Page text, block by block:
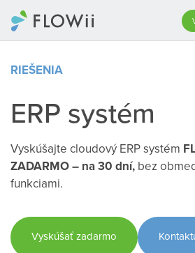
RIEŠENIA
ERP systém
Vyskúšajte cloudový ERP systém
ZADARMO – na 30 dní, bez
funkciami.
Vyskúšať zadarmo